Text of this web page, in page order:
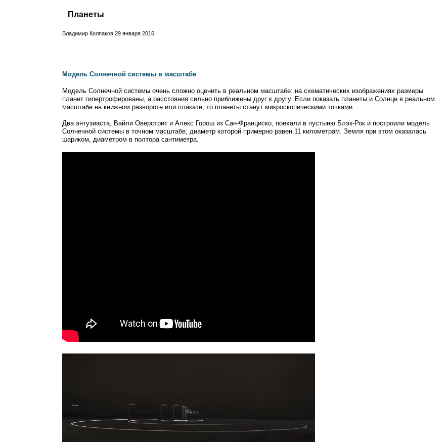
Планеты
Владимир Колпаков 29 января 2016
Модель Солнечной системы в масштабе
Модель Солнечной системы очень сложно оценить в реальном масштабе: на схематических изображениях размеры
планет гипертрофированы, а расстояния сильно приближены друг к другу. Если показать планеты и Солнце в реальном
масштабе на книжном развороте или плакате, то планеты станут микроскопическими точками.
Два энтузиаста, Вайли Оверстрит и Алекс Горош из Сан-Франциско, поехали в пустыню Блэк-Рок и построили модель
Солнечной системы в точном масштабе, диаметр которой примерно равен 11 километрам. Земля при этом оказалась
шариком, диаметром в полтора сантиметра.